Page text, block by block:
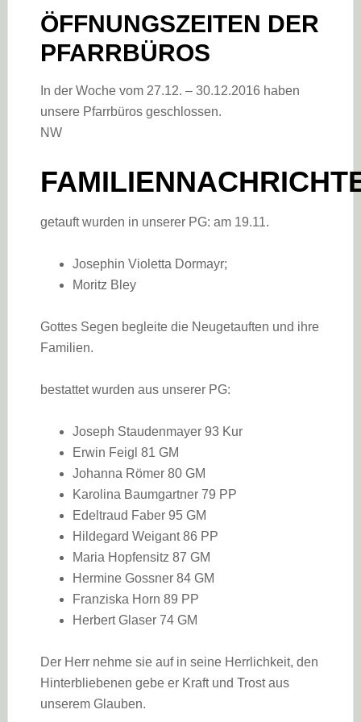
ÖFFNUNGSZEITEN DER
PFARRBÜROS
In der Woche vom 27.12. – 30.12.2016 haben
unsere Pfarrbüros geschlossen.
NW
getauft wurden in unserer PG: am 19.11.
Josephin Violetta Dormayr;
Moritz Bley
Gottes Segen begleite die Neugetauften und ihre
Familien.
bestattet wurden aus unserer PG:
Joseph Staudenmayer 93 Kur
Erwin Feigl 81 GM
Johanna Römer 80 GM
Karolina Baumgartner 79 PP
Edeltraud Faber 95 GM
Hildegard Weigant 86 PP
Maria Hopfensitz 87 GM
Hermine Gossner 84 GM
Franziska Horn 89 PP
Herbert Glaser 74 GM
Der Herr nehme sie auf in seine Herrlichkeit, den
Hinterbliebenen gebe er Kraft und Trost aus
unserem Glauben.